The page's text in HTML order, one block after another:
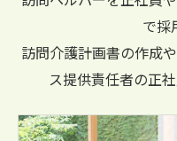
で採
訪問介護計画書の作成
ス提供責任者の正